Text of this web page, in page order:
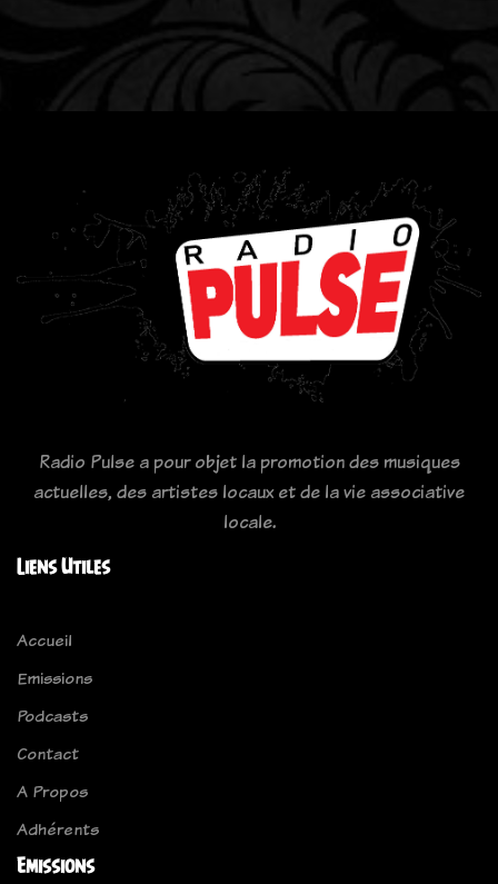
Radio Pulse a pour objet la promotion des musiques
actuelles, des artistes locaux et de la vie associative
locale.
Liens Utiles
Accueil
Emissions
Podcasts
Contact
A Propos
Adhérents
Emissions